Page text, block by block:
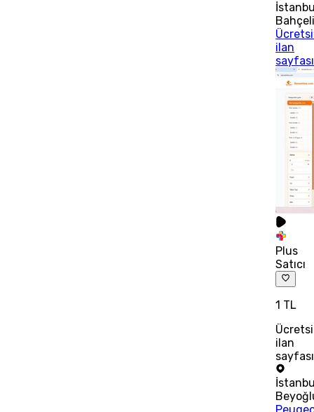
ilan
sayfası
Plus
Satıcı
1 TL
ilan
sayfası